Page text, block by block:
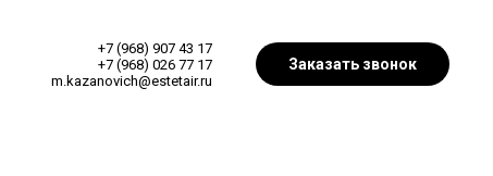
+7 (968) 907 43 17
+7 (968) 026 77 17
m.kazanovich@estetair.ru
Заказать звонок